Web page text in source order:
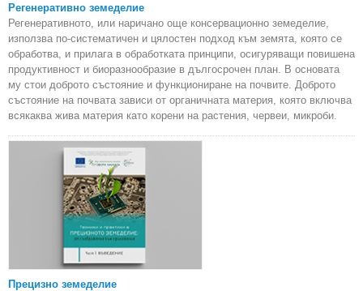
Регенеративно земеделие
Регенеративното, или наричано още консервационно земеделие,
използва по-систематичен и цялостен подход към земята, която се
обработва, и прилага в обработката принципи, осигуряващи повишена
продуктивност и биоразнообразие в дългосрочен план. В основата
му стои доброто състояние и функциониране на почвите. Доброто
състояние на почвата зависи от органичната материя, която включва
всякаква жива материя като корени на растения, червеи, микроби.
Прецизно земеделие